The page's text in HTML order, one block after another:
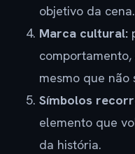
objetivo da cena.
Marca cultural:
mesmo que
Símbolos
elemento que
da história.